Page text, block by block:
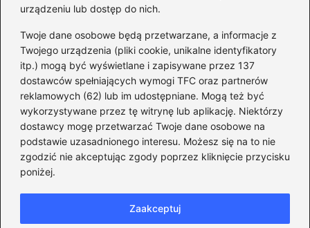
urządzeniu lub dostęp do nich.
Twoje dane osobowe będą przetwarzane, a informacje z
Twojego urządzenia (pliki cookie, unikalne identyfikatory
itp.) mogą być wyświetlane i zapisywane przez 137
dostawców spełniających wymogi TFC oraz partnerów
reklamowych (62) lub im udostępniane. Mogą też być
wykorzystywane przez tę witrynę lub aplikację. Niektórzy
dostawcy mogę przetwarzać Twoje dane osobowe na
podstawie uzasadnionego interesu. Możesz się na to nie
zgodzić nie akceptując zgody poprzez kliknięcie przycisku
poniżej.
Zaakceptuj
Borys Budka: odkryj kulisy
jego fascynującej kariery
politycznej
Zaskakujące fakty o
przynależności Tuska: W
jakiej partii naprawdę